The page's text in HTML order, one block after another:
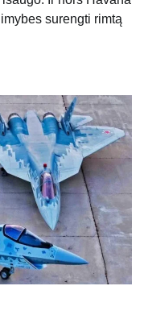
surengti rimtą